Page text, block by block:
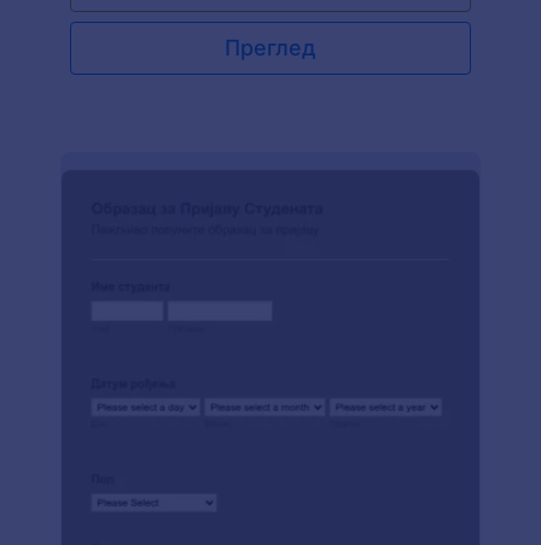
позадинску слику и угради образац у свој сајт
или га користи директно.Преглед